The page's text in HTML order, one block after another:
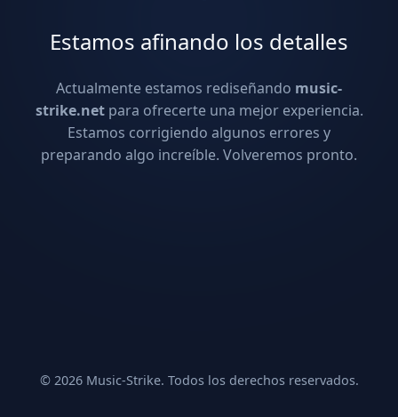
Estamos afinando los detalles
Actualmente estamos rediseñando music-
strike.netpara ofrecerte una mejor experiencia.
Estamos corrigiendo algunos errores y
preparando algo increíble. Volveremos pronto.
© 2026 Music-Strike. Todos los derechos reservados.